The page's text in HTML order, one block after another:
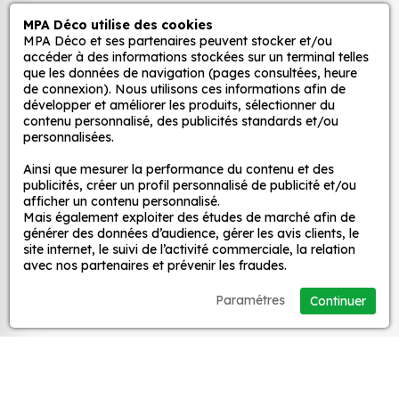
et ce, à moindre coût et sans effort.
Quels sont les avantages de nos stickers
décoration ?
Une grande variété de motifs et de couleurs :
nos Sticker 3D TENDER 4 sont disponibles dans
une large gamme de motifs et de couleurs, ce
pour votre décoration.
Une installation facile : nos stickers sont faciles
à installer, même pour les débutants. Il suffit de
les décoller de leur support et de les coller sur
la surface souhaitée. Vous pouvez vous aider
Une durabilité élevée : nos stickers sont
fabriqués à partir de matériaux de haute
Autocollants pour véhicules et stickers
décoratifs
MPA Déco
Nos services
Nos sites
Mon Compte
MPA Déco utilise des cookies
MPA Déco et ses partenaires peuvent stocker et/ou
accéder à des informations stockées sur un terminal telles
que les données de navigation (pages consultées, heure
de connexion). Nous utilisons ces informations afin de
développer et améliorer les produits, sélectionner du
contenu personnalisé, des publicités standards et/ou
personnalisées.
Ainsi que mesurer la performance du contenu et des
publicités, créer un profil personnalisé de publicité et/ou
afficher un contenu personnalisé.
Mais également exploiter des études de marché afin de
générer des données d’audience, gérer les avis clients, le
site internet, le suivi de l’activité commerciale, la relation
avec nos partenaires et prévenir les fraudes.
Continuer
Paramétres